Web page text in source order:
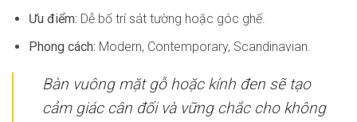
Ưu điểm: Dễ bố trí sát tường hoặc góc ghế.
Phong cách: Modern, Contemporary, Scandinavian.
Bàn vuông mặt gỗ hoặc kính đen sẽ tạo
cảm giác cân đối và vững chắc cho không